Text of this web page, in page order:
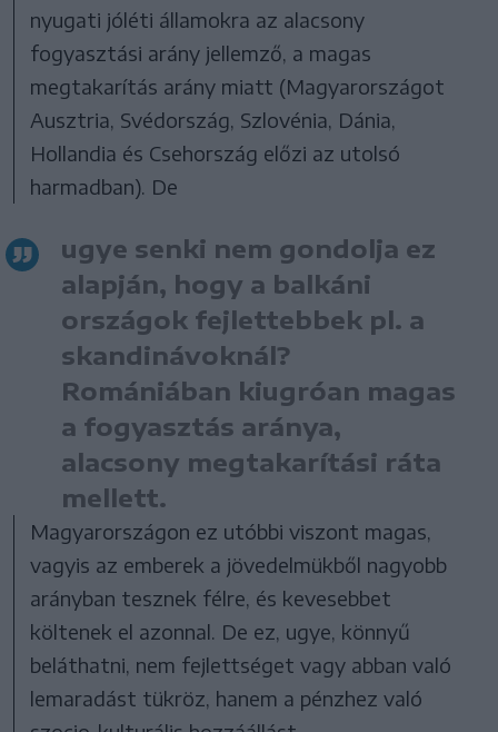
nyugati jóléti államokra az alacsony
fogyasztási arány jellemző, a magas
megtakarítás arány miatt (Magyarországot
Ausztria, Svédország, Szlovénia, Dánia,
Hollandia és Csehország előzi az utolsó
harmadban). De
ugye senki nem gondolja ez
alapján, hogy a balkáni
országok fejlettebbek pl. a
skandinávoknál?
Romániában kiugróan magas
a fogyasztás aránya,
alacsony megtakarítási ráta
mellett.
Magyarországon ez utóbbi viszont magas,
vagyis az emberek a jövedelmükből nagyobb
arányban tesznek félre, és kevesebbet
költenek el azonnal. De ez, ugye, könnyű
beláthatni, nem fejlettséget vagy abban való
lemaradást tükröz, hanem a pénzhez való